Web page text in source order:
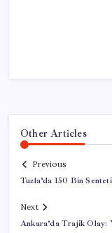
Other Articles
Previous
Tuzla’da 150 Bin
Next
Ankara’da Trajik Olay: